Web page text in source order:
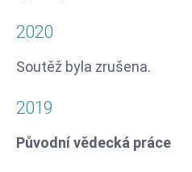
2020
Soutěž byla zrušena.
2019
Původní vědecká práce